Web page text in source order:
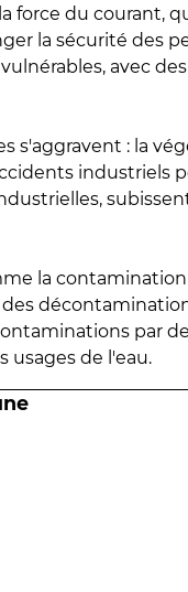
force du courant,
la sécurité des
avec
s'aggravent : la
industriels
la
par
usages de l'eau.